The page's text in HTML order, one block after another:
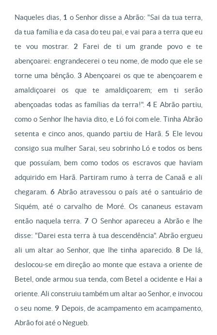
Naqueles dias, 1 o Senhor disse a Abrão: "Sai da tua terra,
da tua família e da casa do teu pai, e vai para a terra que eu
te vou mostrar. 2 Farei de ti um grande povo e te
abençoarei: engrandecerei o teu nome, de modo que ele se
torne uma bênção. 3 Abençoarei os que te abençoarem e
amaldiçoarei os que te amaldiçoarem; em ti serão
abençoadas todas as famílias da terra!". 4E Abrão partiu,
como o Senhor lhe havia dito, e Ló foi com ele. Tinha Abrão
setenta e cinco anos, quando partiu de Harã. 5 Ele levou
consigo sua mulher Sarai, seu sobrinho Ló e todos os bens
que possuíam, bem como todos os escravos que haviam
adquirido em Harã. Partiram rumo à terra de Canaã e ali
chegaram. 6Abrão atravessou o país até o santuário de
Siquém, até o carvalho de Moré. Os cananeus estavam
então naquela terra.7 O Senhor apareceu a Abrão e lhe
disse: "Darei esta terra à tua descendência". Abrão ergueu
ali um altar ao Senhor, que lhe tinha aparecido. 8 De lá,
deslocou-se em direção ao monte que estava a oriente de
Betel, onde armou sua tenda, com Betel a ocidente e Hai a
oriente. Ali construiu também um altar ao Senhor, e invocou
o seu nome. 9 Depois, de acampamento em acampamento,
Abrão foi até o Negueb.